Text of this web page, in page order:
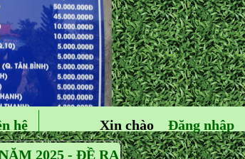
hệ Đăng nhập
Xin chào
2025 - ĐỀ RA